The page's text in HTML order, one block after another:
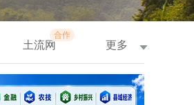
土流网
合作
更多